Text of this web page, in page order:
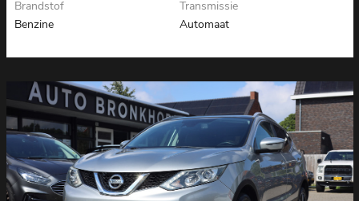
Brandstof
Benzine
Transmissie
Automaat